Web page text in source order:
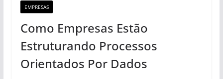
EMPRESAS
Como Empresas Estão
Estruturando Processos
Orientados Por Dados